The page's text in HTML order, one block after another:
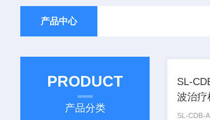
产品中心
PRODUCT
产品分类
SL-
波治疗
SL-CDB-